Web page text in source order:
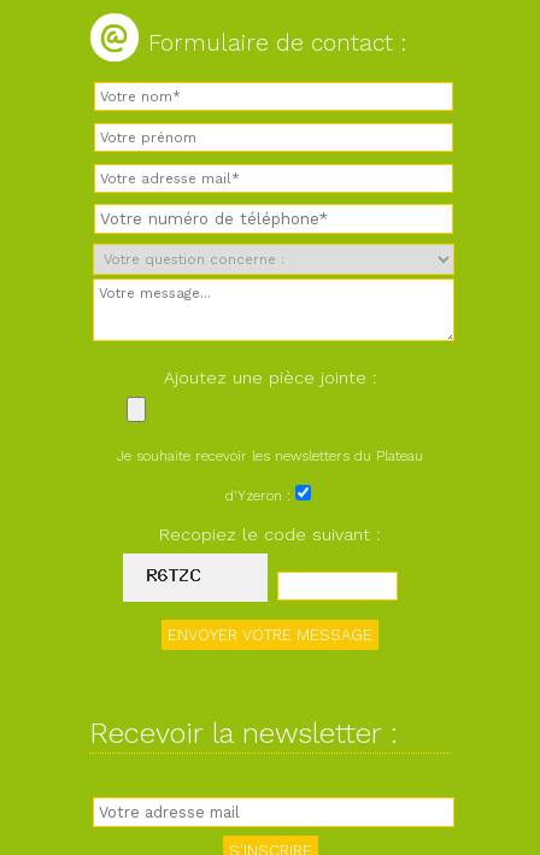
Formulaire de contact :
Ajoutez une pièce jointe :
Je souhaite recevoir les newsletters du Plateau
d'Yzeron :
Recopiez le code suivant :
Recevoir la newsletter :